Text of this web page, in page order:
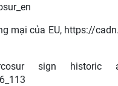
mại của EU, https://
sign historic